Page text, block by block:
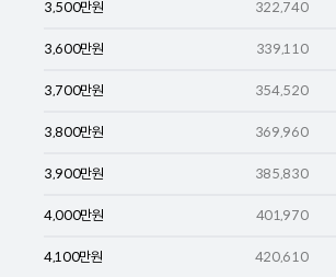
3,500만원 322,740
3,600만원 339,110
3,700만원 354,520
3,800만원 369,960
3,900만원 385,830
4,000만원 401,970
4,100만원 420,610